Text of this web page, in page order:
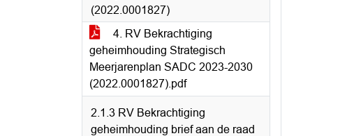
(2022.0001827)
4. RV Bekrachtiging
geheimhouding Strategisch
Meerjarenplan SADC 2023-2030
(2022.0001827).pdf
2.1.3 RV Bekrachtiging
geheimhouding brief aan de raad